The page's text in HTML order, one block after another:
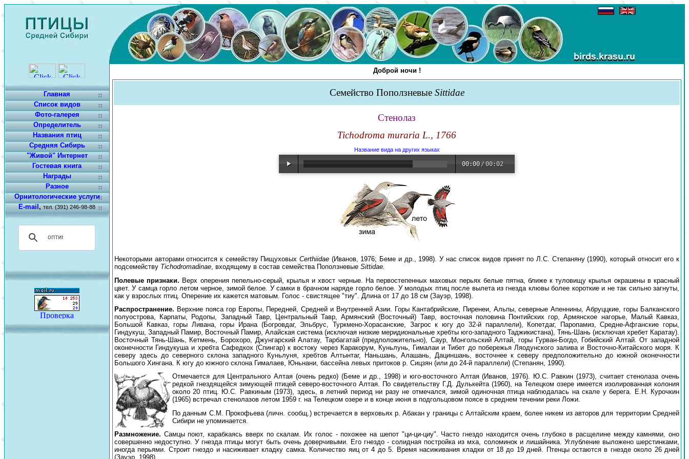
Главная
Список видов
Фото-галерея
Определитель
Названия птиц
Средняя Сибирь
"Живой" Интернет
Гостевая книга
Награды
Разное
Орнитологические услуги
E-mail,тел. (391) 246-98-88
Доброй ночи !
Семейство Поползневые Sittidae
Стенолаз
Tichodroma muraria L., 1766
Название вида на других языках
00:00 /00:02
Некоторыми авторами относится к семейству ПищуховыхCerthiidae (Иванов, 1976; Беме и др., 1998). У нас список видов принят по Л.С. Степаняну (1990), который относит его к
подсемейству Tichodromadinae, входящему в состав семейства Поползневые Sittidae.
Полевые признаки. Верх оперения пепельно-серый, крылья и хвост черные. На первостепенных маховых перьях белые пятна, ближе к туловищу крылья окрашены в красный
цвет. У самца горло летом черное, зимой белое. У самки в брачном наряде горло белое. У молодых птиц после вылета из гнезда клювы более короткие и не так сильно загнуты,
как у взрослых птиц. Оперение их кажется матовым. Голос - свистящее "тиу". Длина от 17 до 18 см (Зауэр, 1998).
Распространение. Верхние пояса гор Европы, Передней, Средней и Внутренней Азии. Горы Кантабрийские, Пиренеи, Альпы, северные Апеннины, Абруццкие, горы Балканского
полуострова, Карпаты, Родопы, Западный Тавр, Центральный Тавр, Армянский (Восточный) Тавр, восточная половина Понтийских гор, Армянское нагорье, Малый Кавказ,
Большой Кавказ, горы Ливана, горы Ирана (Богровдаг, Эльбрус, Туркмено-Хорасанские, Загрос к югу до 32-й параллели), Копетдаг, Паропамиз, Средне-Афганские горы,
Гиндукуш, Западный Памир, Восточный Памир, Алайская система (исключая низкие меридиональные хребты юго-западного Таджикистана), Тянь-Шань (исключая хребет Каратау).
Восточный Тянь-Шань, Кетмень, Борохоро, Джунгарский Алатау, Тарбагатай (предположительно), Саур, Монгольский Алтай, горы Гурван-Богдо, Гобийский Алтай. От западной
оконечности Гиндукуша и хребта Сафедкох (Спингар) к востоку через Каракорум, Куньлунь, Гималаи и Тибет до побережья Ляодунского залива и Восточно-Китайского моря. К
северу здесь до северного склона западного Куньлуня, хребтов Алтынтаг, Наньшань, Алашань, Дациншань, восточнее к северу предположительно до южной оконечности
Большого Хингана. К югу до южного склона Гималаев, Юньнани, бассейна левых притоков р. Сицзян (или до 24-й параллели) (Степанян, 1990).
Отмечается для Центрального Алтая (очень редко) (Беме и др., 1998) и юго-восточного Алтая (Иванов, 1976). Ю.С. Равкин (1973), считает стенолаза очень
редкой гнездящейся зимующей птицей северо-восточного Алтая. По свидетельству Г.Д. Дулькейта (1960), на Телецком озере имеется изолированная колония
около 20 птиц. Ю.С. Равкиным (1973), здесь, в летний период ни разу не отмечался, зимой одиночная птица наблюдалась на скале у берега. Е.Н. Курочкин
(1965) встречал стенолазов летом 1959 г. на Телецком озере и в конце июня в подгольцовом поясе в среднем течении реки Ложи.
По данным С.М. Прокофьева (личн. сообщ.) встречается в верховьях р. Абакан у границы с Алтайским краем, более никем из авторов для территории Средней
Сибири не упоминается.
Размножение. Самцы поют, карабкаясь вверх по скалам. Их голос - похожее на шепот "ци-ци-циу". Часто гнездо находится очень глубоко в расщелине между камнями, оно
совершенно недоступно. У гнезда птицы могут быть очень доверчивыми. Его гнездо - солидная постройка из мха, соломинок и лишайника. Углубление выложено шерстинками,
иногда перьями. Строит гнездо и насиживает кладку самка. Количество яиц от 4 до 5. Время насиживания кладки от 18 до 19 дней. Птенцы остаются в гнезде около 26 дней
(Зауэр, 1998).